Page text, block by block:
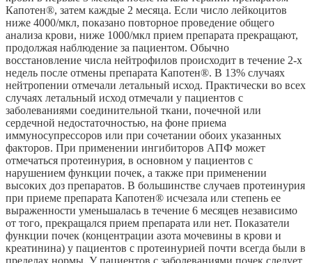
Капотен®, затем каждые 2 месяца. Если число лейкоцитов
ниже 4000/мкл, показано повторное проведение общего
анализа крови, ниже 1000/мкл прием препарата прекращают,
продолжая наблюдение за пациентом. Обычно
восстановление числа нейтрофилов происходит в течение 2-х
недель после отмены препарата Капотен®. В 13% случаях
нейтропении отмечали летальный исход. Практически во всех
случаях летальный исход отмечали у пациентов с
заболеваниями соединительной ткани, почечной или
сердечной недостаточностью, на фоне приема
иммуносупрессоров или при сочетании обоих указанных
факторов. При применении ингибиторов АПФ может
отмечаться протеинурия, в основном у пациентов с
нарушением функции почек, а также при применении
высоких доз препаратов. В большинстве случаев протеинурия
при приеме препарата Капотен® исчезала или степень ее
выраженности уменьшалась в течение 6 месяцев независимо
от того, прекращался прием препарата или нет. Показатели
функции почек (концентрации азота мочевины в крови и
креатинина) у пациентов с протеинурией почти всегда были в
пределах нормы. У пациентов с заболеваниями почек следует